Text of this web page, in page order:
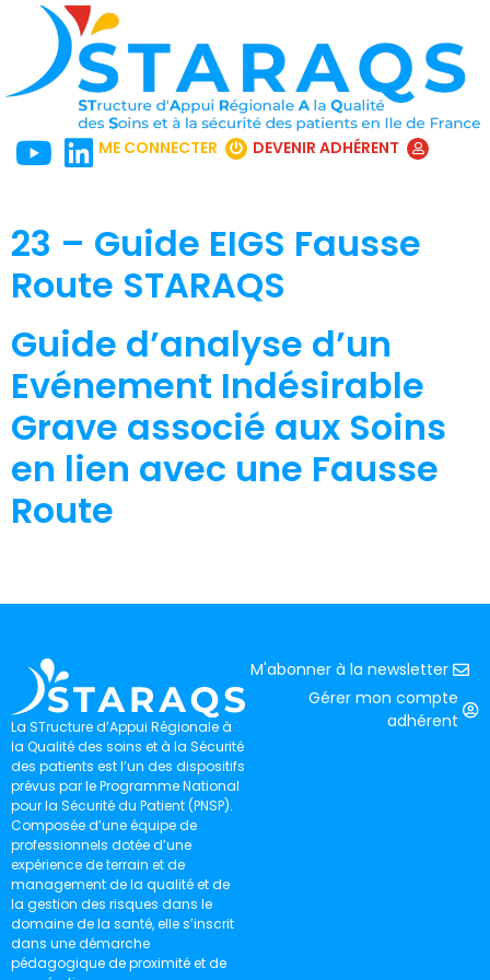
ME CONNECTER DEVENIR ADHÉRENT
23 – Guide EIGS Fausse
Route STARAQS
Guide d’analyse d’un
Evénement Indésirable
Grave associé aux Soins
en lien avec une Fausse
Route
La STructure d’Appui Régionale à
la Qualité des soins et à la Sécurité
des patients est l’un des dispositifs
prévus par le Programme National
pour la Sécurité du Patient (PNSP).
Composée d’une équipe de
professionnels dotée d’une
expérience de terrain et de
management de la qualité et de
la gestion des risques dans le
domaine de la santé, elle s’inscrit
dans une démarche
pédagogique de proximité et de
M'abonner à la newsletter
Gérer mon compte
adhérent